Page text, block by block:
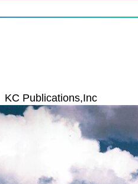
Publications,Inc